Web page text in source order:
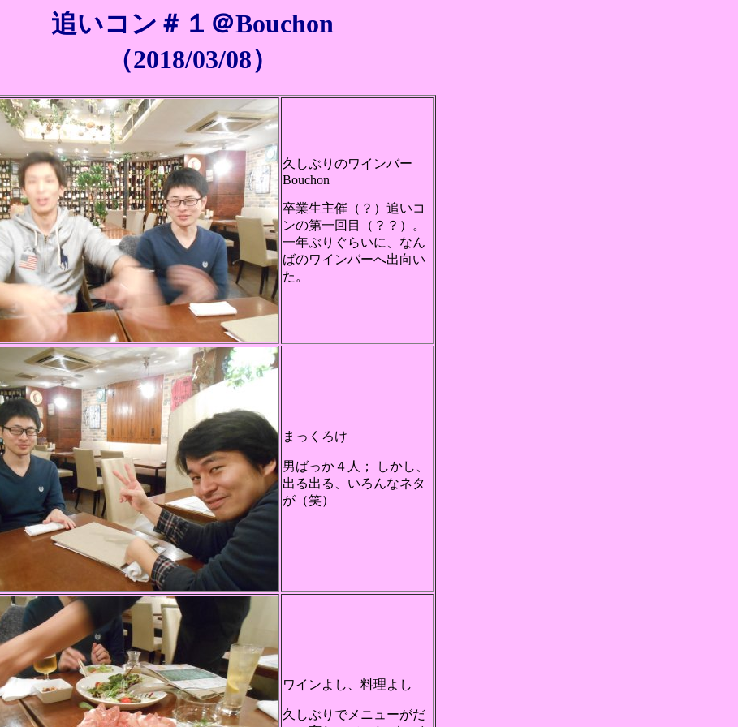
追いコン＃１＠Bouchon
（2018/03/08）
久しぶりのワインバー
Bouchon
卒業生主催（？）追いコ
ンの第一回目（？？）。
一年ぶりぐらいに、なん
ばのワインバーへ出向い
た。
まっくろけ
男ばっか４人； しかし、
出る出る、いろんなネタ
が（笑）
ワインよし、料理よし
久しぶりでメニューがだ